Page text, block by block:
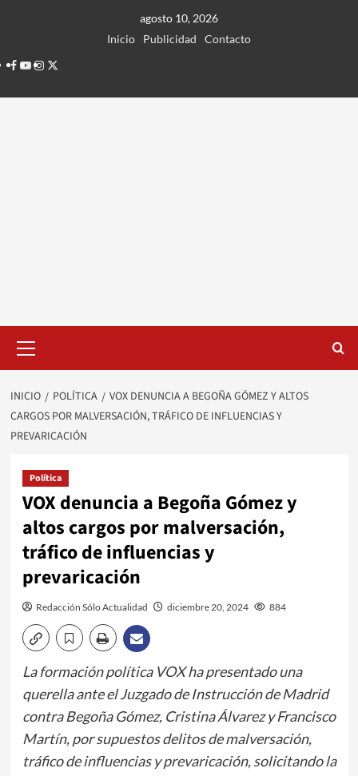
agosto 10, 2026
Inicio
Publicidad
Contacto
Facebook
Youtube
Instagram
Twitter
principal
INICIO POLÍTICA
VOX DENUNCIA A BEGOÑA GÓMEZ Y ALTOS
CARGOS POR MALVERSACIÓN, TRÁFICO DE INFLUENCIAS Y
PREVARICACIÓN
Política
VOX denuncia a Begoña Gómez y
altos cargos por malversación,
tráfico de influencias y
prevaricación
Redacción Sólo Actualidad diciembre 20, 2024 884
La formación política VOX ha presentado una
querella ante el Juzgado de Instrucción de Madrid
contra Begoña Gómez, Cristina Álvarez y Francisco
Martín, por supuestos delitos de malversación,
tráfico de influencias y prevaricación, solicitando la